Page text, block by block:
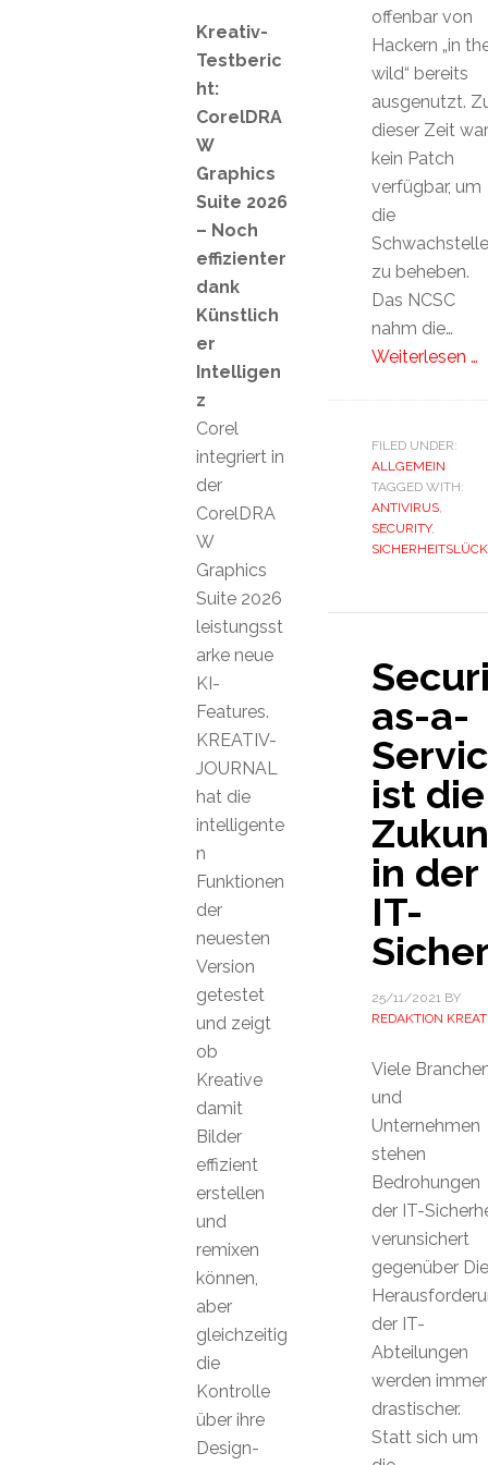
offenbar von
Hackern „in
wild“ bereits
ausgenutzt.
dieser Zeit war
kein Patch
verfügbar, um
die
Schwachstelle
zu beheben.
Das NCSC
nahm die…
Weiterlesen …
FILED UNDER:
ALLGEMEIN
TAGGED WITH:
ANTIVIRUS,
SECURITY,
as-a-
ist die
in der
IT-
25/11/2021 BY
REDAKTION
Viele
und
Unternehmen
stehen
Bedrohungen
der IT-
verunsichert
gegenüber Die
der IT-
Abteilungen
werden immer
drastischer.
Statt sich um
Kreativ-
Testberic
ht:
CorelDRA
W
Graphics
Suite 2026
– Noch
effizienter
dank
Künstlich
er
Intelligen
z
Corel
integriert in
der
CorelDRA
W
Graphics
Suite 2026
leistungsst
arke neue
KI-
Features.
KREATIV-
JOURNAL
hat die
intelligente
n
Funktionen
der
neuesten
Version
getestet
und zeigt
ob
Kreative
damit
Bilder
effizient
erstellen
und
remixen
können,
aber
gleichzeitig
die
Kontrolle
über ihre
Design-